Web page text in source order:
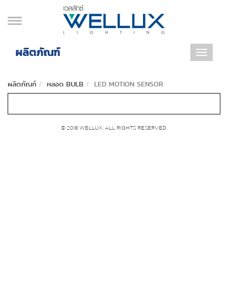
Toggle
ผลิตภัณฑ์
ผลิตภัณฑ์ หลอด BULB LED MOTION SENSOR
© 2018 WELLUX. ALL RIGHTS RESERVED.